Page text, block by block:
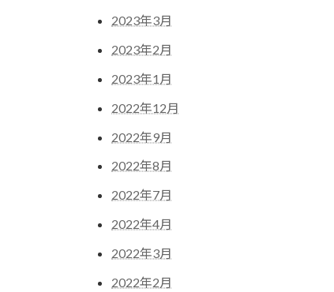
2023年3月
2023年2月
2023年1月
2022年12月
2022年9月
2022年8月
2022年7月
2022年4月
2022年3月
2022年2月